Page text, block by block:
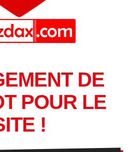
DE
POUR LE
!